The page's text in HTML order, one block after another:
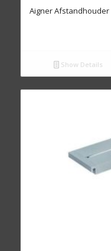
Aigner Afstandhouder
Show Details